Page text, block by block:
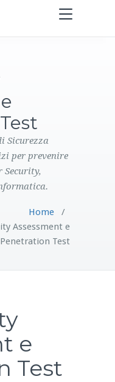
Toggle
navigation
Sicurezza
per prevenire
Security,
Home/
Assessment e
Penetration Test
e
Test